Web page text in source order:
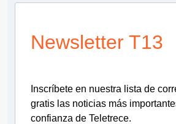
Newsletter T13
Inscríbete en nuestra lista de
gratis las noticias más
confianza de Teletrece.